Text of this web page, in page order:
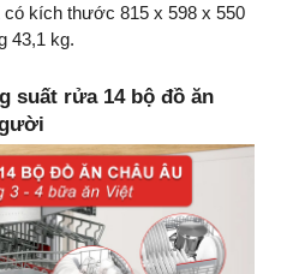
kích thước 815 x 598 x 550
43,1 kg.
suất rửa 14 bộ đồ ăn